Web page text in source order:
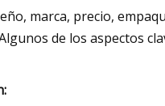
marca, precio,
de los aspectos